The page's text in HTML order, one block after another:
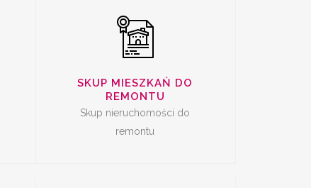
SKUP MIESZKAŃ DO
REMONTU
Skup nieruchomości do
remontu
SKUP MIESZKAŃ